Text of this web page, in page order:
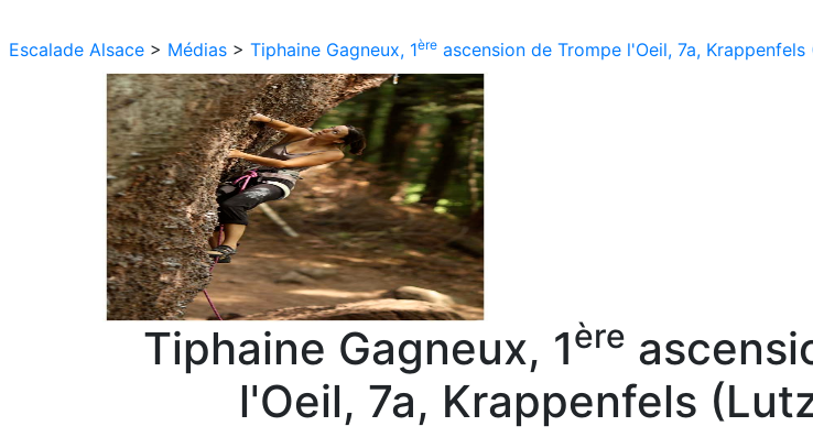
Escalade Alsace > Médias > Tiphaine Gagneux, 1ère ascension de Trompe l'Oeil, 7a,
Tiphaine Gagneux, 1ère
l'Oeil, 7a, Krappenfels